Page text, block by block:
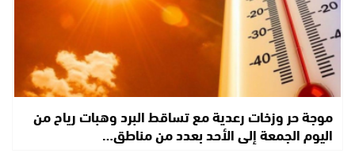
موجة حر وزخات رعدية مع تساقط البرد وهبات رياح من
اليوم الجمعة إلى الأحد بعدد من مناطق…